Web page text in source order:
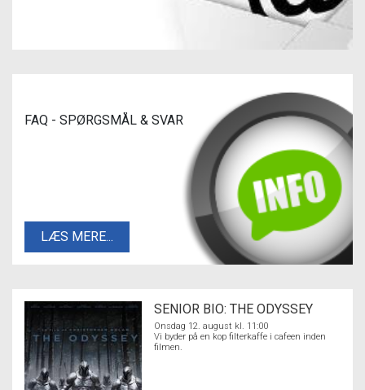
FAQ - SPØRGSMÅL & SVAR
LÆS MERE...
SENIOR BIO: THE ODYSSEY
Onsdag 12. august kl. 11:00
Vi byder på en kop filterkaffe i cafeen inden
filmen.